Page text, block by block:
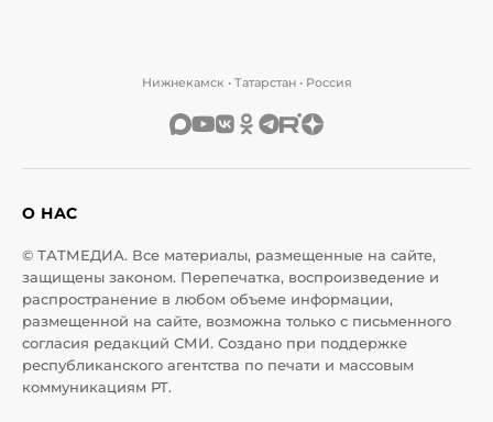
Нижнекамск • Татарстан • Россия
О НАС
© ТАТМЕДИА. Все материалы, размещенные на сайте,
защищены законом. Перепечатка, воспроизведение и
распространение в любом объеме информации,
размещенной на сайте, возможна только с письменного
согласия редакций СМИ. Создано при поддержке
республиканского агентства по печати и массовым
коммуникациям РТ.